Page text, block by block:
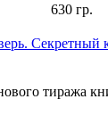
630 гр.
Секретный
тиража